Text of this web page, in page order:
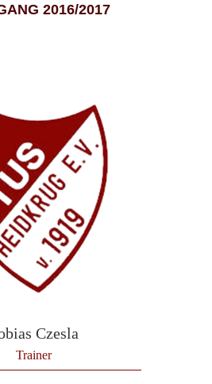
2016/2017
Czesla
Trainer